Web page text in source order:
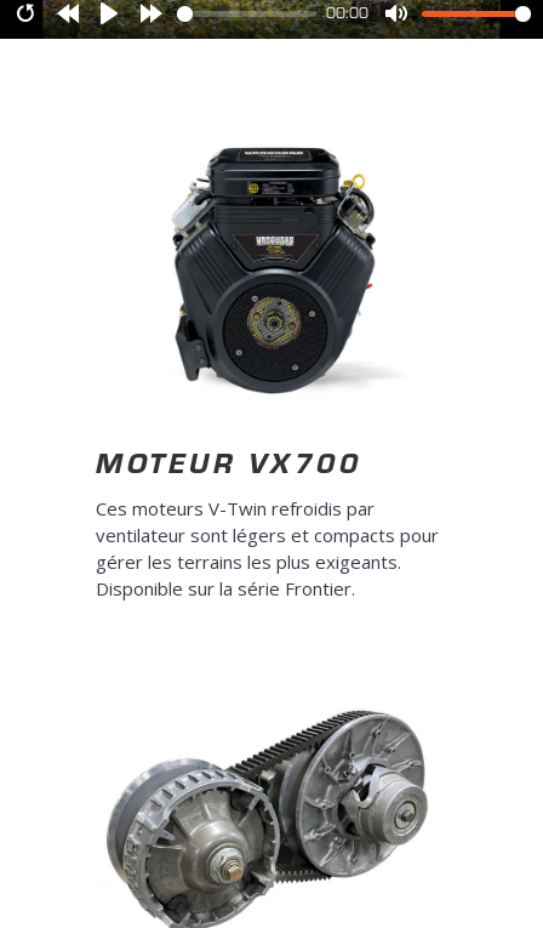
RestartRewindPlay Forward
00:00
Mute
MOTEUR VX700
Ces moteurs V-Twin refroidis par
ventilateur sont légers et compacts pour
gérer les terrains les plus exigeants.
Disponible sur la série Frontier.